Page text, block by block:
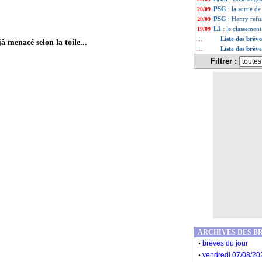
menacé selon la toile...
20/09 PSG : la sortie
20/09 PSG : Henry
19/09 L1 : le
Liste des
Liste des
Filtrer :
ARCHIVES DES
. brèves du jour
. vendredi 07/08/